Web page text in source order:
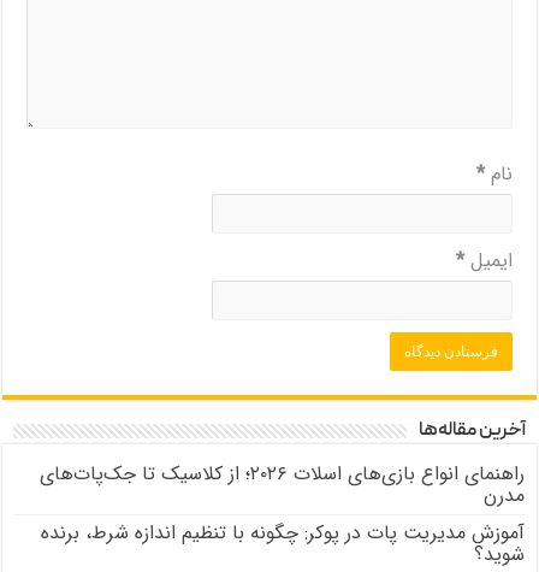
نام*
ایمیل*
آخرین مقاله‌ها
راهنمای انواع بازی‌های اسلات ۲۰۲۶؛ از کلاسیک تا جک‌پات‌های
مدرن
آموزش مدیریت پات در پوکر: چگونه با تنظیم اندازه شرط، برنده
شوید؟